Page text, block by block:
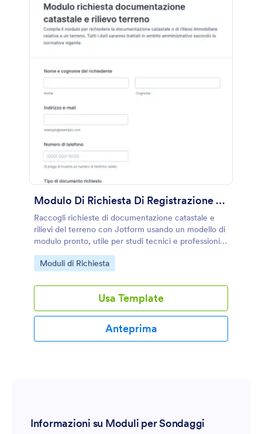
Modulo Di Richiesta Di Registrazione Di Rilievi Territoriali
Raccogli richieste di documentazione catastale e
rilievi del terreno con Jotform usando un modello di
modulo pronto, utile per studi tecnici e professionisti
che vogliono centralizzare la data collection e
gestire ogni risposta in modo ordinato.
Go to Category:
Moduli di Richiesta
Usa Template
Anteprima
Informazioni su Moduli per Sondaggi